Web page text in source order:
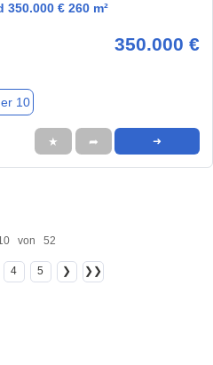
€ 260 m²
350.000 €
10
★ ➦ ➜
von 52
4 5 ❯ ❯❯